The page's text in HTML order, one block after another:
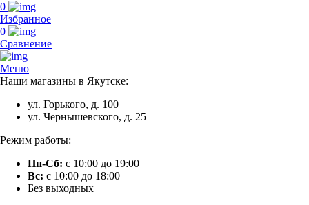
0
Избранное
0
Сравнение
Меню
Наши магазины в Якутске:
ул. Горького, д. 100
ул. Чернышевского, д. 25
Режим работы:
Пн-Сб: с 10:00 до 19:00
Вс: с 10:00 до 18:00
Без выходных